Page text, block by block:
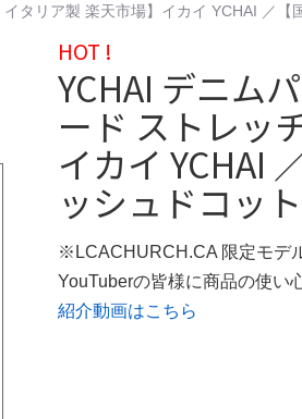
タリア製 楽天市場】イカイ YCHAI ／【
HOT !
YCHAI デニム
ード ストレッ
イカイ YCHAI
ッシュドコッ
※LCACHURCH.CA 限定モデ
YouTuberの皆様に商品の使い
紹介動画はこちら